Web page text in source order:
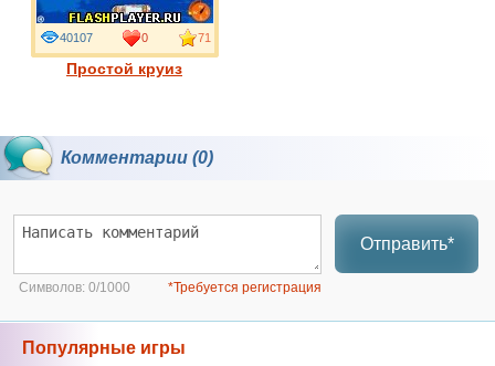
Простой круиз
40107 0 71
Комментарии (0)
Отправить*
Символов: 0/1000 *Требуется регистрация
Популярные игры